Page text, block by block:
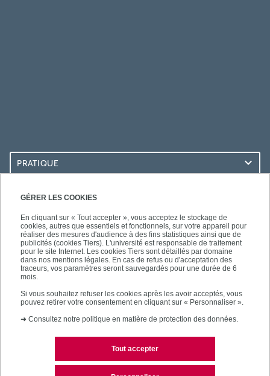
GÉRER LES COOKIES
En cliquant sur « Tout accepter », vous acceptez le stockage de
cookies, autres que essentiels et fonctionnels, sur votre appareil pour
réaliser des mesures d'audience à des fins statistiques ainsi que de
publicités (cookies Tiers). L'université est responsable de traitement
pour le site Internet. Les cookies Tiers sont détaillés par domaine
dans nos mentions légales. En cas de refus ou d'acceptation des
traceurs, vos paramètres seront sauvegardés pour une durée de 6
mois.
Si vous souhaitez refuser les cookies après les avoir acceptés, vous
pouvez retirer votre consentement en cliquant sur « Personnaliser ».
➜ Consultez notre politique en matière de protection des données.
Tout accepter
PRATIQUE
ACCÈS RAPIDES
SUIVEZ-NOUS
Contacts